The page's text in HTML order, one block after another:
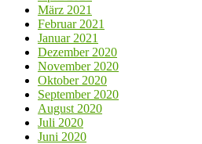
März 2021
Februar 2021
Januar 2021
Dezember 2020
November 2020
Oktober 2020
September 2020
August 2020
Juli 2020
Juni 2020